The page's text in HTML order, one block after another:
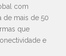
com
de mais de 50
que
e